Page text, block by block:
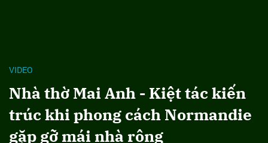
VIDEO
Nhà thờ Mai Anh - Kiệt tác kiến
trúc khi phong cách Normandie
gặp gỡ mái nhà rông